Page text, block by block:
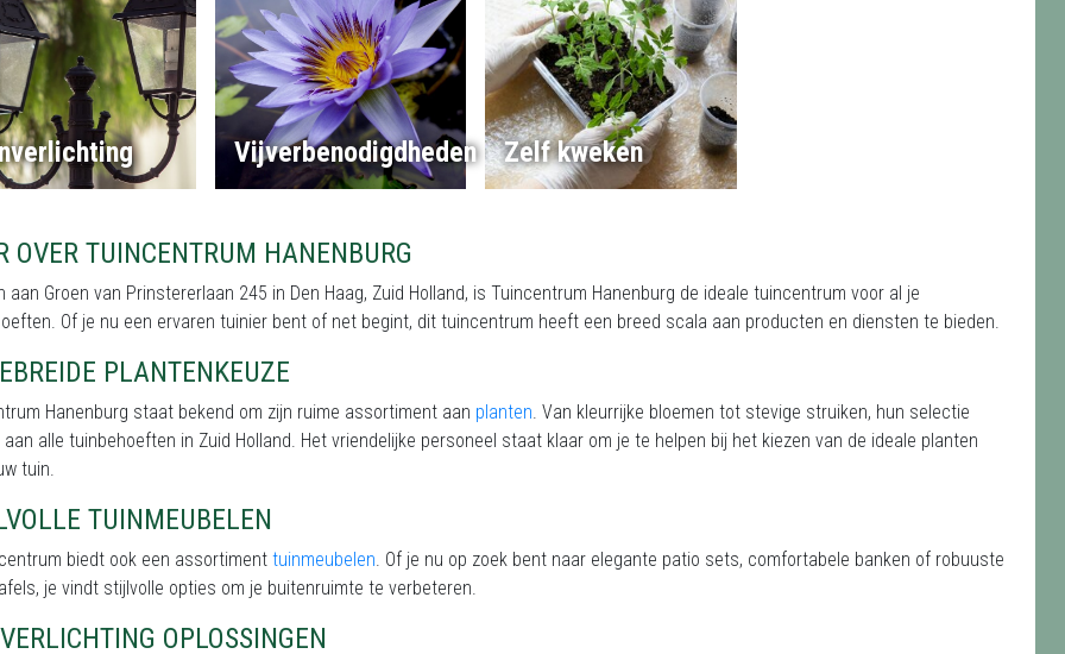
Vijverbenodigdheden Zelf kweken
OVER TUINCENTRUM HANENBURG
aan Groen van Prinstererlaan 245 in Den Haag, Zuid Holland, is Tuincentrum Hanenburg de ideale tuincentrum voor al je
Of je nu een ervaren tuinier bent of net begint, dit tuincentrum heeft een breed scala aan producten en diensten te bieden.
PLANTENKEUZE
Hanenburg staat bekend om zijn ruime assortiment aan planten. Van kleurrijke bloemen tot stevige struiken, hun selectie
alle tuinbehoeften in Zuid Holland. Het vriendelijke personeel staat klaar om je te helpen bij het kiezen van de ideale planten
tuin.
TUINMEUBELEN
biedt ook een assortiment tuinmeubelen. Of je nu op zoek bent naar elegante patio sets, comfortabele banken of robuuste
je vindt stijlvolle opties om je buitenruimte te verbeteren.
OPLOSSINGEN